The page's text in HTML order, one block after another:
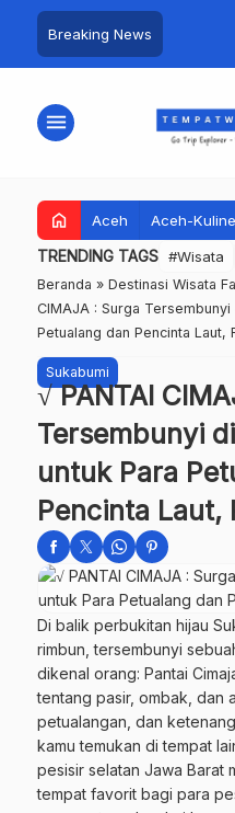
Breaking News
menu
home Aceh Aceh-
TRENDING TAGS #Wisata
Beranda » Destinasi Wisata
CIMAJA : Surga
Petualang dan Pencinta Laut,
Sukabumi
√ PANTAI
Tersembunyi
untuk Para
Pencinta Laut,
Di balik perbukitan hijau
rimbun, tersembunyi
dikenal orang: Pantai
tentang pasir, ombak, dan
petualangan, dan
kamu temukan di tempat
pesisir selatan Jawa Barat
tempat favorit bagi para